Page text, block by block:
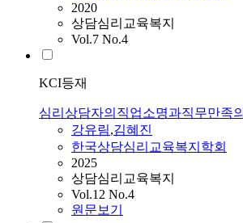
2020
상담심리교육복지
Vol.7 No.4
KCI등재
심리상담자의직업소명과직무만족
강유림,김혜진
한국상담심리교육복지학회
2025
상담심리교육복지
Vol.12 No.4
원문보기